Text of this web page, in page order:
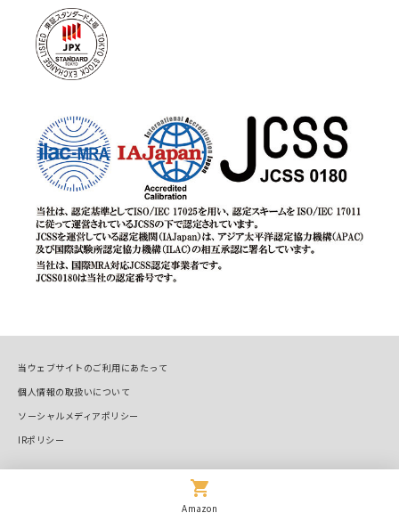
Amazon
当ウェブサイトのご利用にあたって
個人情報の取扱いについて
ソーシャルメディアポリシー
IRポリシー
Copyright © OVAL Corp. All Rights Reserved.